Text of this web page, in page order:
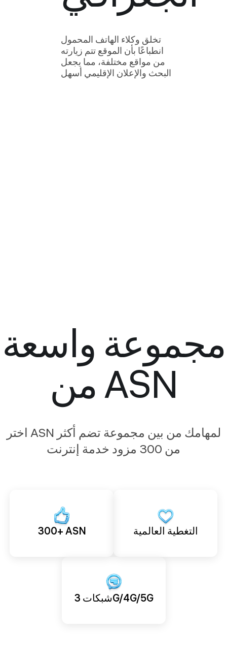
تخلق وكلاء الهاتف المحمول
انطباعًا بأن الموقع تتم زيارته
من مواقع مختلفة، مما يجعل
البحث والإعلان الإقليمي أسهل
مجموعة واسعة
من ASN
اختر ASN لمهامك من بين مجموعة تضم أكثر
من 300 مزود خدمة إنترنت
300+ ASN التغطية العالمية
شبكات 3G/4G/5G